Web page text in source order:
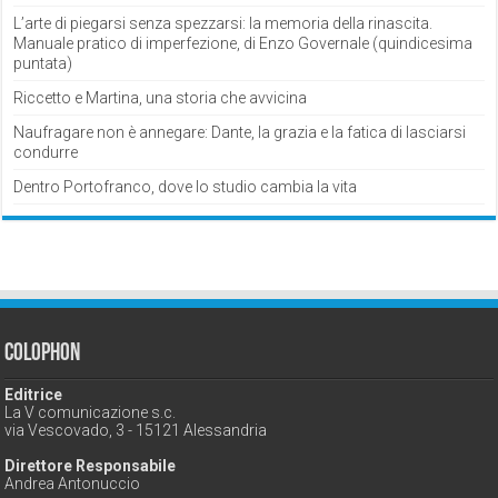
L’arte di piegarsi senza spezzarsi: la memoria della rinascita.
Manuale pratico di imperfezione, di Enzo Governale (quindicesima
puntata)
Riccetto e Martina, una storia che avvicina
Naufragare non è annegare: Dante, la grazia e la fatica di lasciarsi
condurre
Dentro Portofranco, dove lo studio cambia la vita
Colophon
Editrice
La V comunicazione s.c.
via Vescovado, 3 - 15121 Alessandria
Direttore Responsabile
Andrea Antonuccio